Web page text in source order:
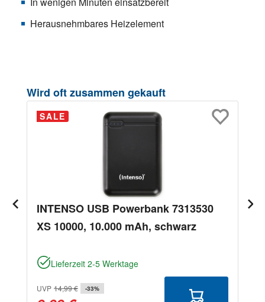
Herausnehmbares Heizelement
Produktgalerie überspringen
Wird oft zusammen gekauft
SALE
INTENSO USB Powerbank 7313530
XS 10000, 10.000 mAh, schwarz
Lieferzeit 2-5 Werktage
UVP 14,99 € -33%